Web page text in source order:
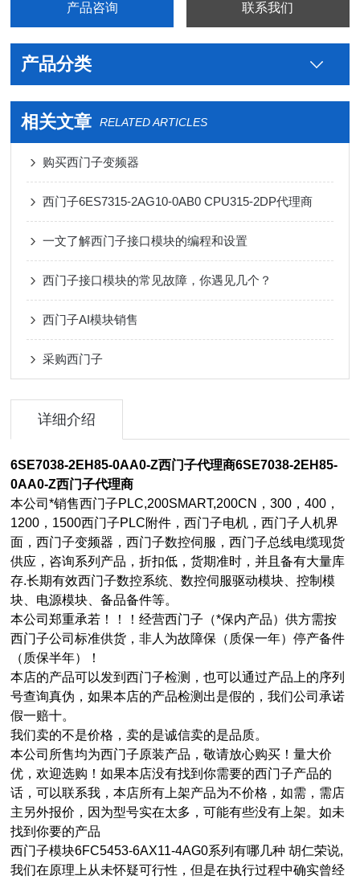
产品咨询 联系我们
产品分类
相关文章 RELATED ARTICLES
购买西门子变频器
西门子6ES7315-2AG10-0AB0 CPU315-2DP代理商
一文了解西门子接口模块的编程和设置
西门子接口模块的常见故障，你遇见几个？
西门子AI模块销售
采购西门子
详细介绍
6SE7038-2EH85-0AA0-Z西门子代理商6SE7038-2EH85-
0AA0-Z西门子代理商
本公司*销售西门子PLC,200SMART,200CN，300，400，
1200，1500西门子PLC附件，西门子电机，西门子人机界
面，西门子变频器，西门子数控伺服，西门子总线电缆现货
供应，咨询系列产品，折扣低，货期准时，并且备有大量库
存.长期有效西门子数控系统、数控伺服驱动模块、控制模
块、电源模块、备品备件等。
本公司郑重承若！！！经营西门子（*保内产品）供方需按
西门子公司标准供货，非人为故障保（质保一年）停产备件
（质保半年）！
本店的产品可以发到西门子检测，也可以通过产品上的序列
号查询真伪，如果本店的产品检测出是假的，我们公司承诺
假一赔十。
我们卖的不是价格，卖的是诚信卖的是品质。
本公司所售均为西门子原装产品，敬请放心购买！量大价
优，欢迎选购！如果本店没有找到你需要的西门子产品的
话，可以联系我，本店所有上架产品为不价格，如需，需店
主另外报价，因为型号实在太多，可能有些没有上架。如未
找到你要的产品
西门子模块6FC5453-6AX11-4AG0系列有哪几种 胡仁荣说,
我们在原理上从未怀疑可行性，但是在执行过程中确实曾经